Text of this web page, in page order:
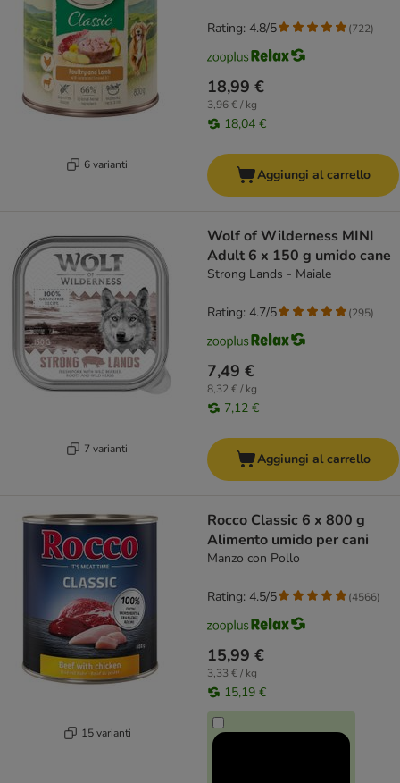
6 varianti
18,99 €
3,96 € / kg
18,04 €
Rating: 4.8/5 (722)
Aggiungi al carrello
7 varianti
Wolf of Wilderness MINI
Adult 6 x 150 g umido cane
Strong Lands - Maiale
7,49 €
8,32 € / kg
7,12 €
Rating: 4.7/5 (295)
Aggiungi al carrello
15 varianti
Rocco Classic 6 x 800 g
Alimento umido per cani
Manzo con Pollo
15,99 €
3,33 € / kg
15,19 €
Rating: 4.5/5 (4566)